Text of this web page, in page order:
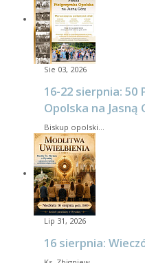
Sie 03, 2026
16-22 sierpnia: 50
Opolska na Jasną
Biskup opolski…
Lip 31, 2026
16 sierpnia: